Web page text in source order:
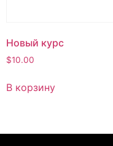
Новый курс
$10.00
В корзину